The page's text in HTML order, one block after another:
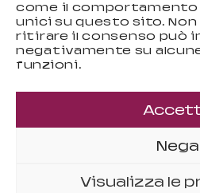
come il comportamento
unici su questo sito.
ritirare il consenso può
negativamente su
funzioni.
Nega
Visualizza le
© Ebrezze S.r.l. | C.F. &
EVENTO